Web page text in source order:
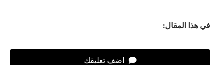
في هذا المقال:
اضف تعليقك